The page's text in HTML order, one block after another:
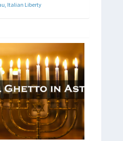
Italian Liberty